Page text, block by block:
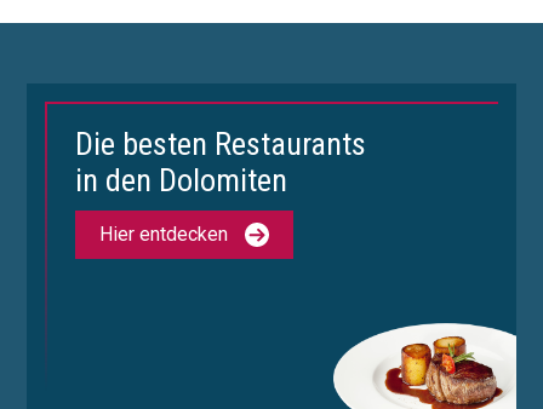
Die besten Restaurants
in den Dolomiten
Hier entdecken